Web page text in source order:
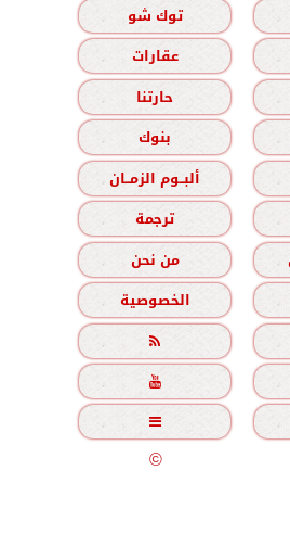
توك شو
عقارات
حارتنا
بنوك
ألبــوم الزمــان
ترجمة
من نحن
الخصوصية



الحقوق محفوظة©